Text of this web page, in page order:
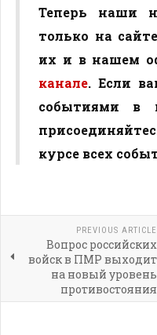
Теперь наши
только на
их и в нашем
канале. Если
событиями в
курсе всех
PREVIOUS ARTICLE
Вопрос российских
войск в ПМР выходит
на новый уровень
противостояния